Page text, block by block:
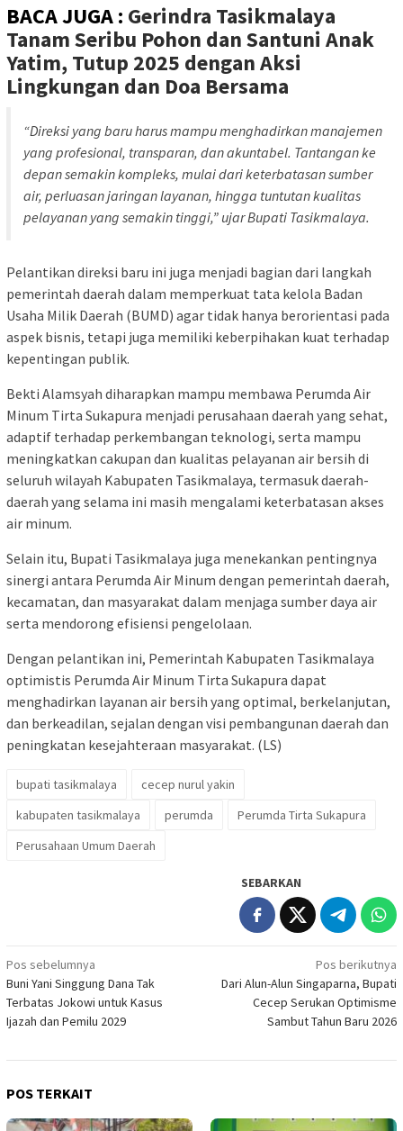
BACA JUGA : Gerindra Tasikmalaya
Tanam Seribu Pohon dan Santuni Anak
Yatim, Tutup 2025 dengan Aksi
Lingkungan dan Doa Bersama
“Direksi yang baru harus mampu menghadirkan manajemen
yang profesional, transparan, dan akuntabel. Tantangan ke
depan semakin kompleks, mulai dari keterbatasan sumber
air, perluasan jaringan layanan, hingga tuntutan kualitas
pelayanan yang semakin tinggi,” ujar Bupati Tasikmalaya.
Pelantikan direksi baru ini juga menjadi bagian dari langkah
pemerintah daerah dalam memperkuat tata kelola Badan
Usaha Milik Daerah (BUMD) agar tidak hanya berorientasi pada
aspek bisnis, tetapi juga memiliki keberpihakan kuat terhadap
kepentingan publik.
Bekti Alamsyah diharapkan mampu membawa Perumda Air
Minum Tirta Sukapura menjadi perusahaan daerah yang sehat,
adaptif terhadap perkembangan teknologi, serta mampu
meningkatkan cakupan dan kualitas pelayanan air bersih di
seluruh wilayah Kabupaten Tasikmalaya, termasuk daerah-
daerah yang selama ini masih mengalami keterbatasan akses
air minum.
Selain itu, Bupati Tasikmalaya juga menekankan pentingnya
sinergi antara Perumda Air Minum dengan pemerintah daerah,
kecamatan, dan masyarakat dalam menjaga sumber daya air
serta mendorong efisiensi pengelolaan.
Dengan pelantikan ini, Pemerintah Kabupaten Tasikmalaya
optimistis Perumda Air Minum Tirta Sukapura dapat
menghadirkan layanan air bersih yang optimal, berkelanjutan,
dan berkeadilan, sejalan dengan visi pembangunan daerah dan
peningkatan kesejahteraan masyarakat. (LS)
bupati tasikmalaya
cecep nurul yakin
kabupaten tasikmalaya
perumda
Perumda Tirta Sukapura
Perusahaan Umum Daerah
SEBARKAN
Navigasi
pos
Pos sebelumnya
Buni Yani Singgung Dana Tak
Terbatas Jokowi untuk Kasus
Ijazah dan Pemilu 2029
Pos berikutnya
Dari Alun-Alun Singaparna, Bupati
Cecep Serukan Optimisme
Sambut Tahun Baru 2026
POS TERKAIT